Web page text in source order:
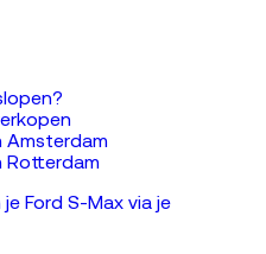
Amsterdam
Rotterdam
Ford S-Max via je